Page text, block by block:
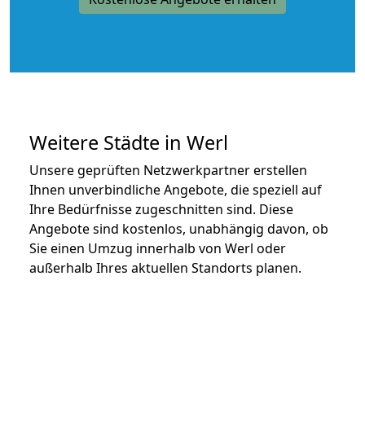
Weitere Städte in Werl
Unsere geprüften Netzwerkpartner erstellen
Ihnen unverbindliche Angebote, die speziell auf
Ihre Bedürfnisse zugeschnitten sind. Diese
Angebote sind kostenlos, unabhängig davon, ob
Sie einen Umzug innerhalb von Werl oder
außerhalb Ihres aktuellen Standorts planen.